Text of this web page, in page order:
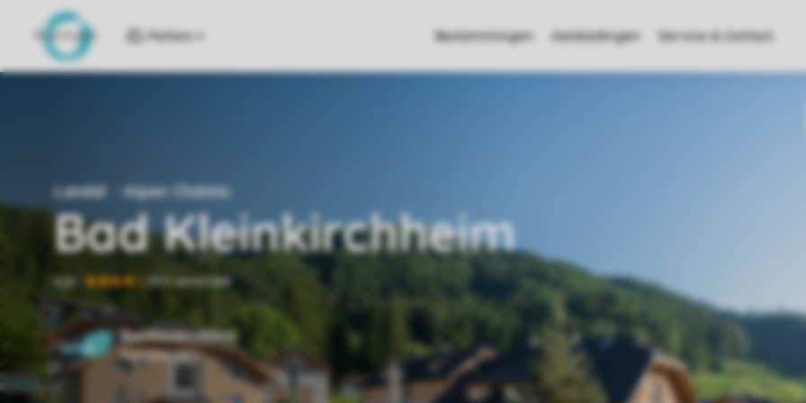
Parken Bestemmingen Aanbiedingen Service & Contact